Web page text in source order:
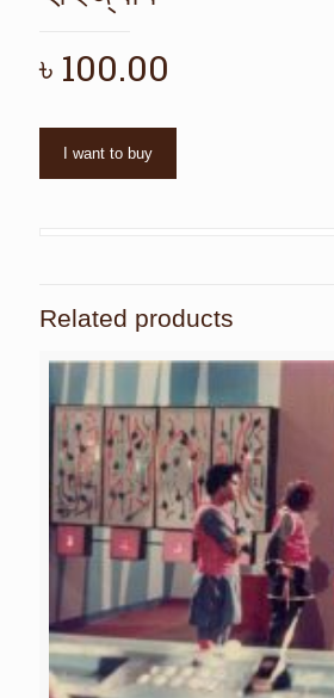
৳ 100.00
I want to buy
Related products